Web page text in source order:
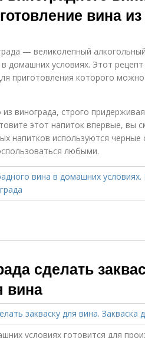
вина
— великолепный
домашних условиях. Этот
приготовления которого
винограда, строго
этот напиток впервые, вы
напитков используются
любыми.
сделать
вина
условиях готовится для